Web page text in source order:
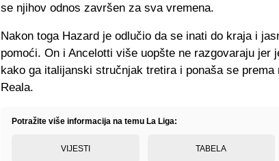
se njihov odnos završen za sva vremena.
Nakon toga Hazard je odlučio da se inati do kraja i
pomoći. On i Ancelotti više uopšte ne razgovaraju jer
kako ga italijanski stručnjak tretira i ponaša se prema
Reala.
Potražite više informacija na temu La Liga:
VIJESTI TABELA